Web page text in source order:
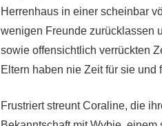
Herrenhaus in einer scheinbar
wenigen Freunde zurücklassen
sowie offensichtlich verrückten
Eltern haben nie Zeit für sie
Frustriert streunt Coraline, die